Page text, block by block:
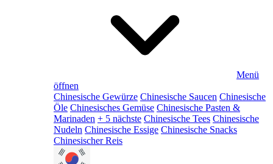
Menü
öffnen
Chinesische Gewürze Chinesische Saucen Chinesische
Öle Chinesisches Gemüse Chinesische Pasten &
Marinaden + 5 nächste Chinesische Tees Chinesische
Nudeln Chinesische Essige Chinesische Snacks
Chinesischer Reis